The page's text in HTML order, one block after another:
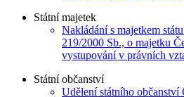
Státní majetek
Nakládání s majetkem
219/2000 Sb., o majetku
vystupování v právních
Státní občanství
Udělení státního občanství